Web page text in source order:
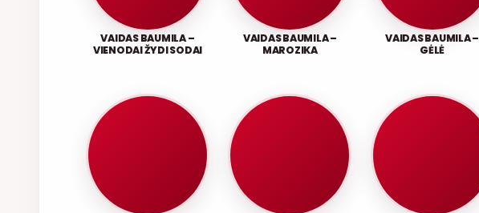
VAIDAS BAUMILA –
VIENODAI ŽYDI SODAI
VAIDAS BAUMILA –
MAROZIKA
VAIDAS BAUMILA –
GĖLĖ